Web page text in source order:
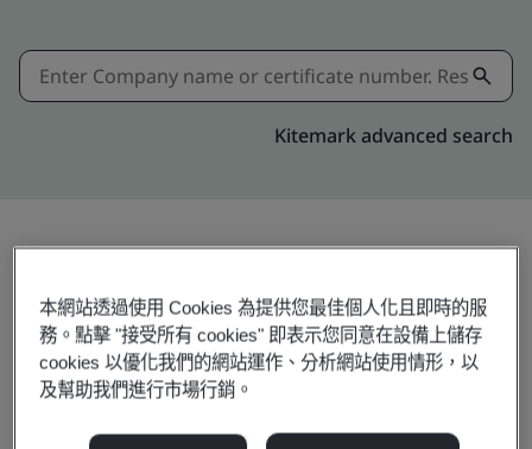
Kitemark advanced search
升級
Cabot Hengyecheng Performance Material
(Inner-Mogolia) Co., Ltd.
本網站透過使用 Cookies 為提供您最佳個人化且即時的服
務。點擊 "接受所有 cookies" 即表示您同意在設備上儲存
cookies 以優化我們的網站運作、分析網站使用情形，以
及幫助我們進行市場行銷。